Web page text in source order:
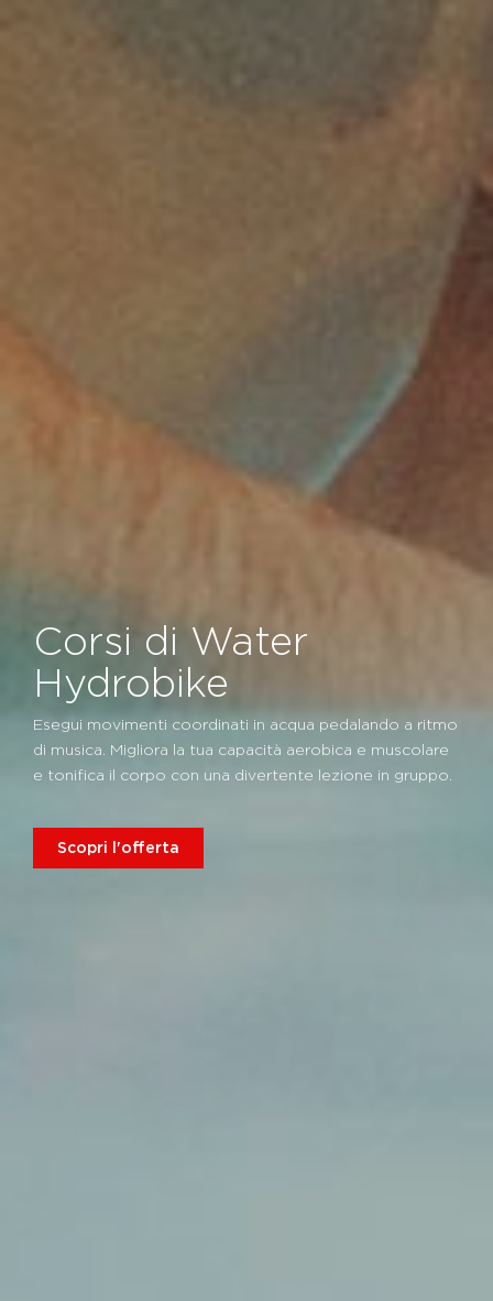
Corsi di Water
Hydrobike
Esegui movimenti coordinati in acqua pedalando a ritmo
di musica. Migliora la tua capacità aerobica e muscolare
e tonifica il corpo con una divertente lezione in gruppo.
Scopri l'offerta